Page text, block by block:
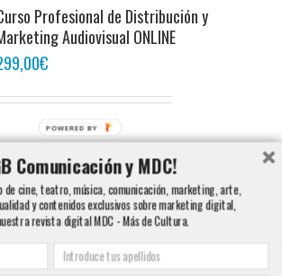
Profesional de Distribución y
Audiovisual ONLINE
€
Comunicación y MDC!
de cine, teatro, música, comunicación, marketing, arte,
y contenidos exclusivos sobre marketing digital,
revista digital MDC - Más de Cultura.
POWERED BY